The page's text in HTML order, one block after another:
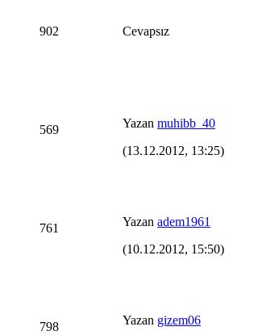
902 Cevapsız
569 Yazan muhibb_40
(13.12.2012, 13:25)
761 Yazan adem1961
(10.12.2012, 15:50)
798 Yazan gizem06